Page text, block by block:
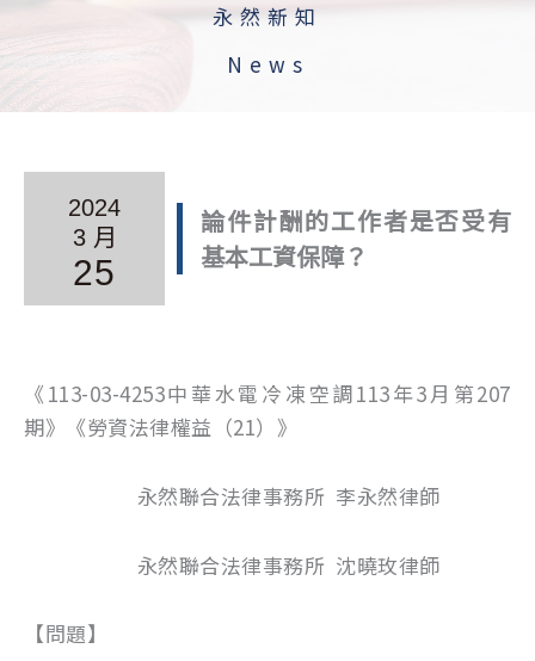
永然新知
News
2024
3 月
25
論件計酬的工作者是否受有
基本工資保障？
《113-03-4253中華水電冷凍空調113年3月第207
期》《勞資法律權益（21）》
永然聯合法律事務所 李永然律師
永然聯合法律事務所 沈曉玫律師
【問題】